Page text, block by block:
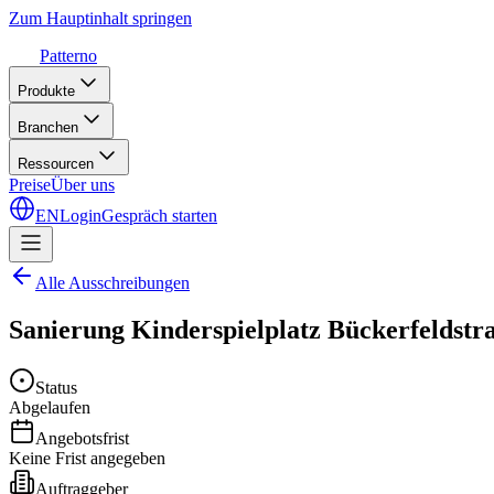
Zum Hauptinhalt springen
Patterno
Produkte
Branchen
Ressourcen
PreiseÜber uns
ENLoginGespräch starten
Alle Ausschreibungen
Sanierung Kinderspielplatz
Status
Abgelaufen
Angebotsfrist
Keine Frist angegeben
Auftraggeber